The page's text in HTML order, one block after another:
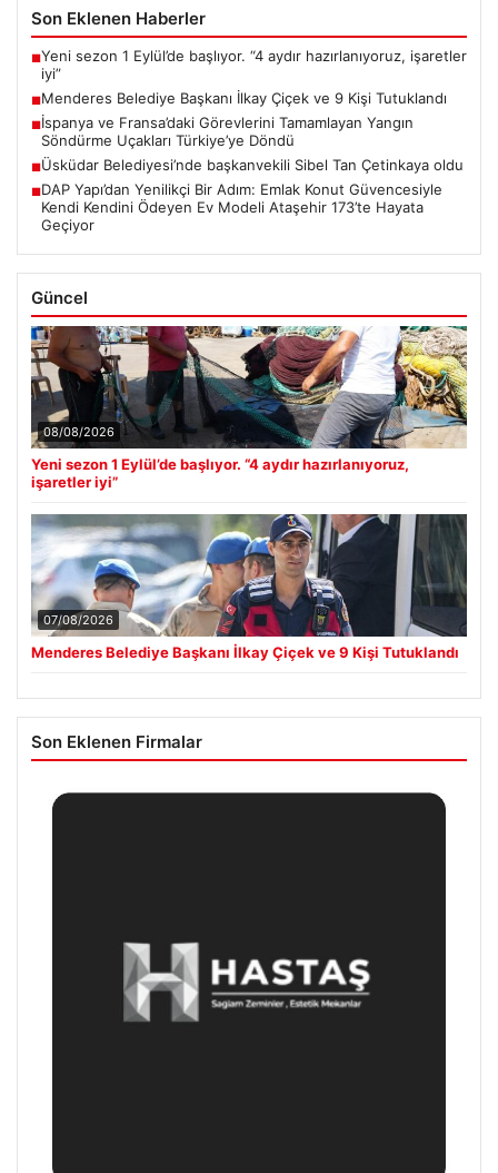
Son Eklenen Haberler
■Yeni sezon 1 Eylül’de başlıyor. “4 aydır hazırlanıyoruz, işaretler
iyi”
■Menderes Belediye Başkanı İlkay Çiçek ve 9 Kişi Tutuklandı
■İspanya ve Fransa’daki Görevlerini Tamamlayan Yangın
Söndürme Uçakları Türkiye’ye Döndü
■Üsküdar Belediyesi’nde başkanvekili Sibel Tan Çetinkaya oldu
■DAP Yapı’dan Yenilikçi Bir Adım: Emlak Konut Güvencesiyle
Kendi Kendini Ödeyen Ev Modeli Ataşehir 173’te Hayata
Geçiyor
Güncel
08/08/2026
Yeni sezon 1 Eylül’de başlıyor. “4 aydır hazırlanıyoruz,
işaretler iyi”
07/08/2026
Menderes Belediye Başkanı İlkay Çiçek ve 9 Kişi Tutuklandı
Son Eklenen Firmalar